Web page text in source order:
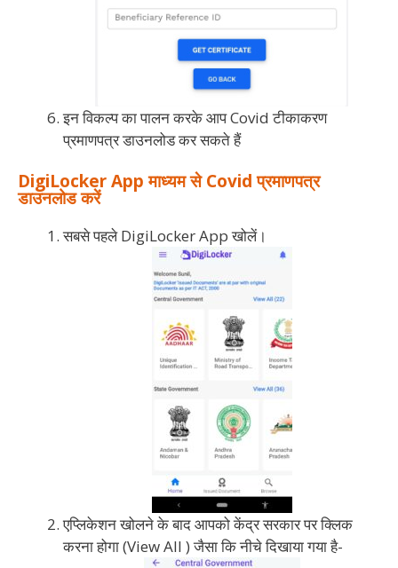
इन विकल्प का पालन करके आप Covid टीकाकरण
प्रमाणपत्र डाउनलोड कर सकते हैं
DigiLocker App माध्यम से Covid प्रमाणपत्र
डाउनलोड करें
सबसे पहले DigiLocker App खोलें।
एप्लिकेशन खोलने के बाद आपको केंद्र सरकार पर क्लिक
करना होगा (View All ) जैसा कि नीचे दिखाया गया है-